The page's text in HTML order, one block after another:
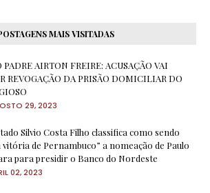
MAIS VISITADAS
PADRE AIRTON FREIRE: ACUSAÇÃO VAI
REVOGAÇÃO DA PRISÃO DOMICILIAR DO
29, 2023
Silvio Costa Filho classifica como sendo
vitória de Pernambuco” a nomeação de Paulo
para presidir o Banco do Nordeste
02, 2023